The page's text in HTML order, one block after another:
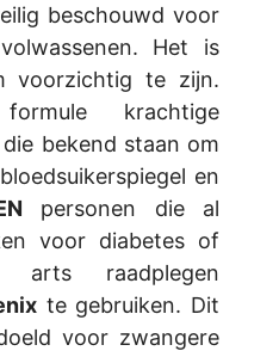
beschouwd voor
Het is
voorzichtig te zijn.
krachtige
bekend staan om
en
personen die al
voor diabetes of
arts raadplegen
te gebruiken. Dit
voor zwangere